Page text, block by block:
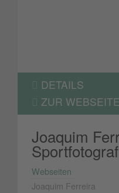
DETAILS
ZUR WEBSEITE
Joaquim
Sportfotograf
Webseiten
Joaquim Ferreira